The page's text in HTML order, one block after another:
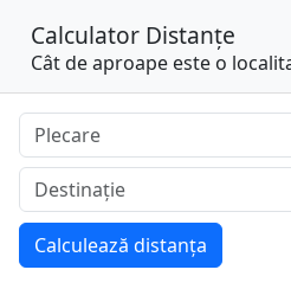
Calculator Distanțe
Cât de aproape este o
Calculează distanța